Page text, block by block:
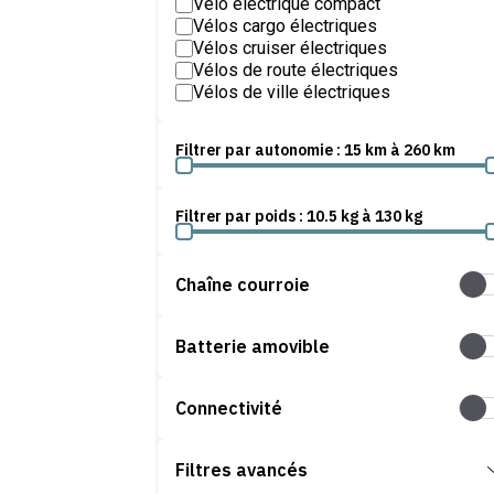
Vélos cargo électriques
Vélos cruiser électriques
Vélos de route électriques
Vélos de ville électriques
Vélos tandem électrique
Filtrer par autonomie : 15 km à 260 km
Filtrer par poids : 10.5 kg à 130 kg
Chaîne courroie
Batterie amovible
Connectivité
Filtres avancés